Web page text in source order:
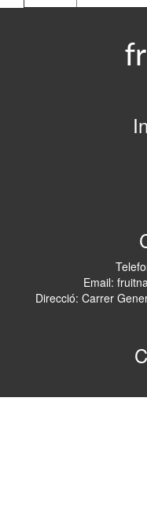
Email:
Direcció: Carrer